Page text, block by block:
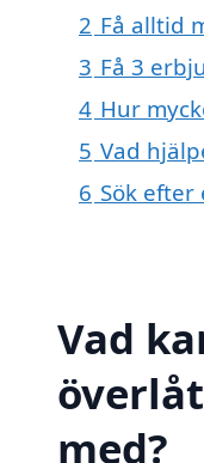
2 Få alltid
3 Få 3
4 Hur
5 Vad
6 Sök
Vad
med?